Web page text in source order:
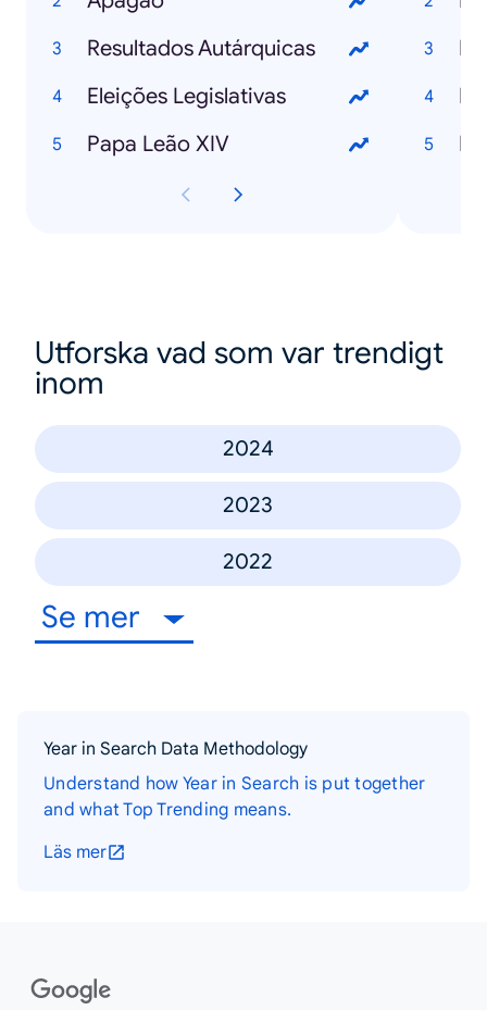
Resultados Autárquicas
Eleições Legislativas
Papa Leão XIV
IA
IA
Utforska vad som var trendigt
inom
2024
2023
2022
Se mer
Year in Search Data Methodology
Understand how Year in Search is put together
and what Top Trending means.
Läs mer